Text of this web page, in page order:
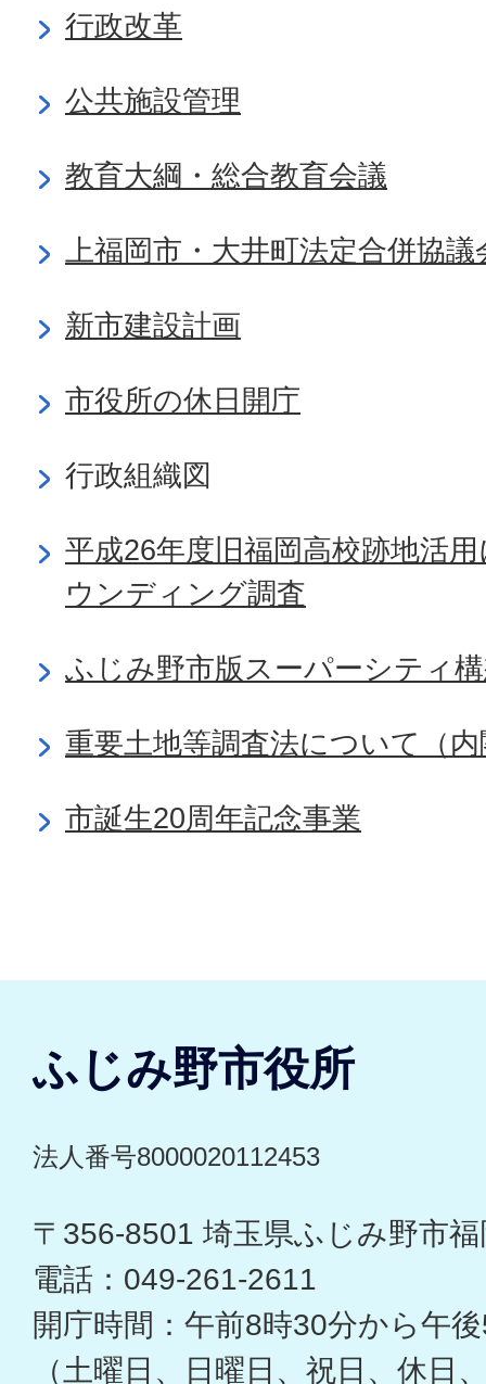
行政改革
公共施設管理
教育大綱・総合教育会議
上福岡市・大井町法定合併協議
新市建設計画
市役所の休日開庁
行政組織図
平成26年度旧福岡高校跡地活
ウンディング調査
ふじみ野市版スーパーシティ
重要土地等調査法について（
市誕生20周年記念事業
ふじみ野市役所
法人番号8000020112453
〒356-8501 埼玉県ふじみ野市
電話：049-261-2611
開庁時間：午前8時30分から午
（土曜日、日曜日、祝日、休日